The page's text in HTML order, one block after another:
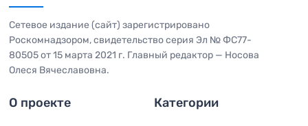
Сетевое издание (сайт) зарегистрировано
Роскомнадзором, свидетельство серия Эл № ФС77-
80505 от 15 марта 2021 г. Главный редактор — Носова
Олеся Вячеславовна.
О проекте Категории